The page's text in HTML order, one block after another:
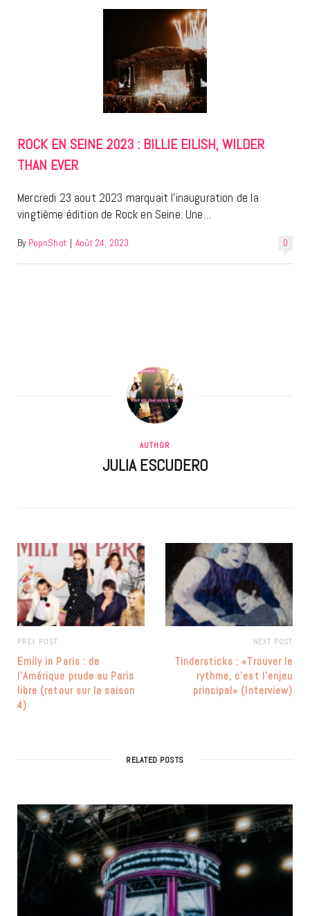
ROCK EN SEINE 2023 : BILLIE EILISH, WILDER
THAN EVER
Mercredi 23 aout 2023 marquait l’inauguration de la
vingtième édition de Rock en Seine. Une…
0
By PopnShot | Août 24, 2023
AUTHOR
JULIA ESCUDERO
PREV POST
Emily in Paris : de
l’Amérique prude au Paris
libre (retour sur la saison
4)
NEXT POST
Tindersticks : «Trouver le
rythme, c’est l’enjeu
principal» (Interview)
RELATED POSTS